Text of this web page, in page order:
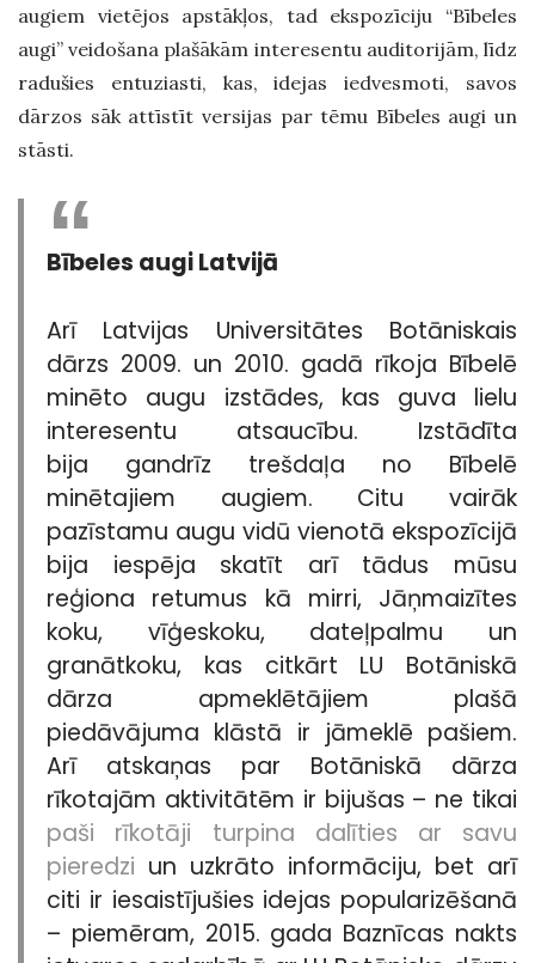
augiem vietējos apstākļos, tad ekspozīciju “Bībeles
augi” veidošana plašākām interesentu auditorijām, līdz
radušies entuziasti, kas, idejas iedvesmoti, savos
dārzos sāk attīstīt versijas par tēmu Bībeles augi un
stāsti.
Bībeles augi Latvijā
Arī Latvijas Universitātes Botāniskais
dārzs 2009. un 2010. gadā rīkoja Bībelē
minēto augu izstādes, kas guva lielu
interesentu atsaucību. Izstādīta
bija gandrīz trešdaļa no Bībelē
minētajiem augiem. Citu vairāk
pazīstamu augu vidū vienotā ekspozīcijā
bija iespēja skatīt arī tādus mūsu
reģiona retumus kā mirri, Jāņmaizītes
koku, vīģeskoku, dateļpalmu un
granātkoku, kas citkārt LU Botāniskā
dārza apmeklētājiem plašā
piedāvājuma klāstā ir jāmeklē pašiem.
Arī atskaņas par Botāniskā dārza
rīkotajām aktivitātēm ir bijušas – ne tikai
paši rīkotāji turpina dalīties ar savu
pieredzi un uzkrāto informāciju, bet arī
citi ir iesaistījušies idejas popularizēšanā
– piemēram, 2015. gada Baznīcas nakts